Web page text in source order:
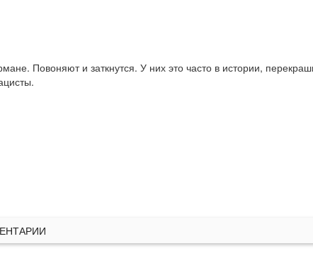
Повоняют и заткнутся. У них это часто в истории,